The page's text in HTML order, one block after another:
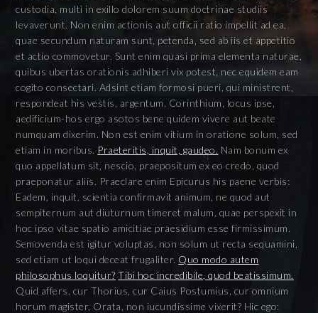
custodia, multi in exillo dolorem suum doctrinae studiis
levaverunt. Non enim actionis aut officii ratio impellit ad ea,
quae secundum naturam sunt, petenda, sed ab iis et appetitio
et actio commovetur. Sunt enim quasi prima elementa naturae,
quibus ubertas orationis adhiberi vix potest, nec equidem eam
cogito consectari. Adsint etiam formosi pueri, qui ministrent,
respondeat his vestis, argentum, Corinthium, locus ipse,
aedificium-hos ergo asotos bene quidem vivere aut beate
numquam dixerim. Non est enim vitium in oratione solum, sed
etiam in moribus. Praeteritis, inquit, gaudeo. Nam bonum ex
quo appellatum sit, nescio, praepositum ex eo credo, quod
praeponatur aliis. Praeclare enim Epicurus his paene verbis:
Eadem, inquit, scientia confirmavit animum, ne quod aut
sempiternum aut diuturnum timeret malum, quae perspexit in
hoc ipso vitae spatio amicitiae praesidium esse firmissimum.
Semovenda est igitur voluptas, non solum ut recta sequamini,
sed etiam ut loqui deceat frugaliter. Quo modo autem
philosophus loquitur? Tibi hoc incredibile, quod beatissimum.
Quid affers, cur Thorius, cur Caius Postumius, cur omnium
horum magister, Orata, non iucundissime vixerit? Hic ego: